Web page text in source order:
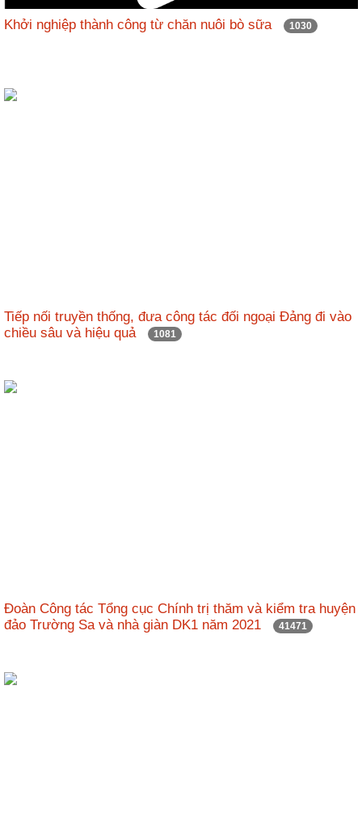
Khởi nghiệp thành công từ chăn nuôi bò sữa 1030
Tiếp nối truyền thống, đưa công tác đối ngoại Đảng đi vào
chiều sâu và hiệu quả
1081
Đoàn Công tác Tổng cục Chính trị thăm và kiểm tra huyện
đảo Trường Sa và nhà giàn DK1 năm 2021
41471